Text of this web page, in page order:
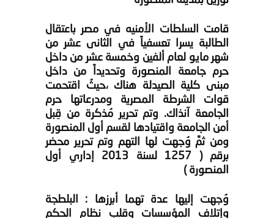
قامت السلطات الأمنيه في مصر باعتقال
الطالبة يسرا تعسفياً في الثانى عشر من
شهر مايو لعام ألفين وخمسة عشر من داخل
حرم جامعة المنصورة وتحديداً من داخل
مبنى كلية الصيدلة هناك ،حيثُ اقتحمت
قوات الشرطة المصرية ومدرعاتها حرم
الجامعة آنذاك. وتم تحرير مُذكرة من قِبل
أمن الجامعة واقتيادها لقسم أول المنصورة
ومن ثمَّ وُجهت لها التهم وتم تحرير محضر
برقم ( 1257 لسنة 2013 إداري أول
المنصورة )
وُجهت إليها عدة تهما أبرزها : البلطجة
وإتلاف المؤسسات وقلب نظام الحكم